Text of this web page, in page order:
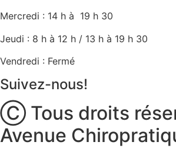
Mercredi : 14 h à 19 h 30
Jeudi : 8 h à 12 h / 13 h à 19 h 30
Vendredi : Fermé
Suivez-nous!
Ⓒ Tous droits
Avenue